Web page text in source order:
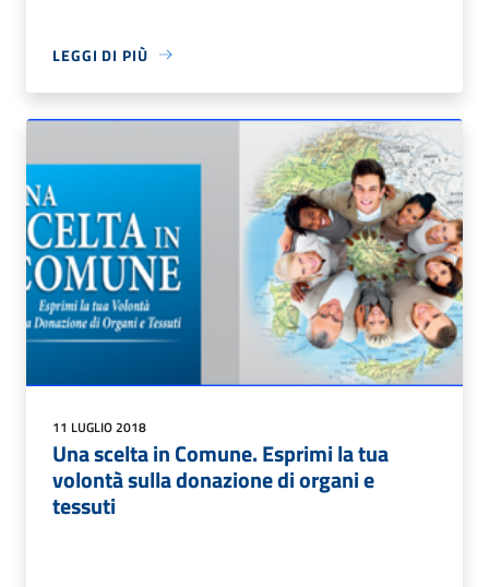
LEGGI DI PIÙ
11 LUGLIO 2018
Una scelta in Comune. Esprimi la tua
volontà sulla donazione di organi e
tessuti